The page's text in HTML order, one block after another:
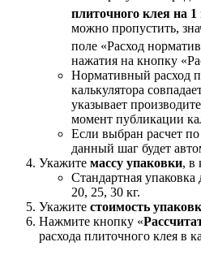
плиточного клея на 1
можно пропустить,
поле «Расход
нажатия на кнопку
Нормативный расход
калькулятора
указывает
момент публикации
Если выбран расчет
данный шаг будет
Укажите массу упаковки, в
Стандартная упаковка
20, 25, 30 кг.
Укажите стоимость
Нажмите кнопку «
расхода плиточного клея в